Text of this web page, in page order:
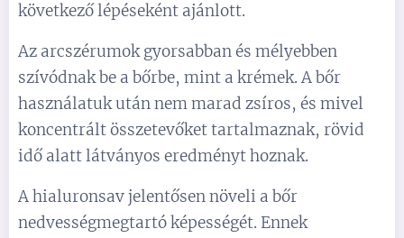
következő lépéseként ajánlott.
Az arcszérumok gyorsabban és mélyebben
szívódnak be a bőrbe, mint a krémek. A bőr
használatuk után nem marad zsíros, és mivel
koncentrált összetevőket tartalmaznak, rövid
idő alatt látványos eredményt hoznak.
A hialuronsav jelentősen növeli a bőr
nedvességmegtartó képességét. Ennek